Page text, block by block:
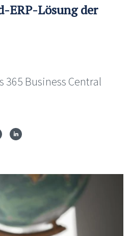
ERP-Lösung der
365 Business Central
teilenteilen
Auf Twitter teilen
Auf LinkedIn teilen